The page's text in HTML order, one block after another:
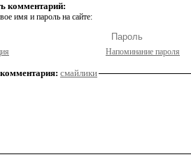
комментарий:
имя и пароль на сайте:
Напоминание пароля
смайлики